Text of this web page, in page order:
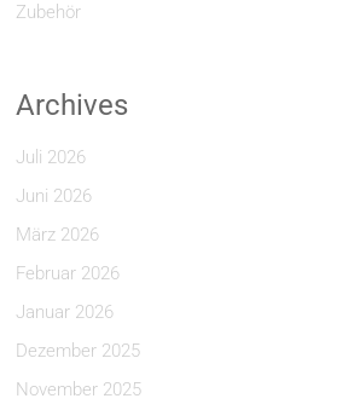
Zubehör
Archives
Juli 2026
Juni 2026
März 2026
Februar 2026
Januar 2026
Dezember 2025
November 2025